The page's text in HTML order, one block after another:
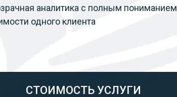
аналитика с полным пониманием
одного клиента
СТОИМОСТЬ УСЛУГИ